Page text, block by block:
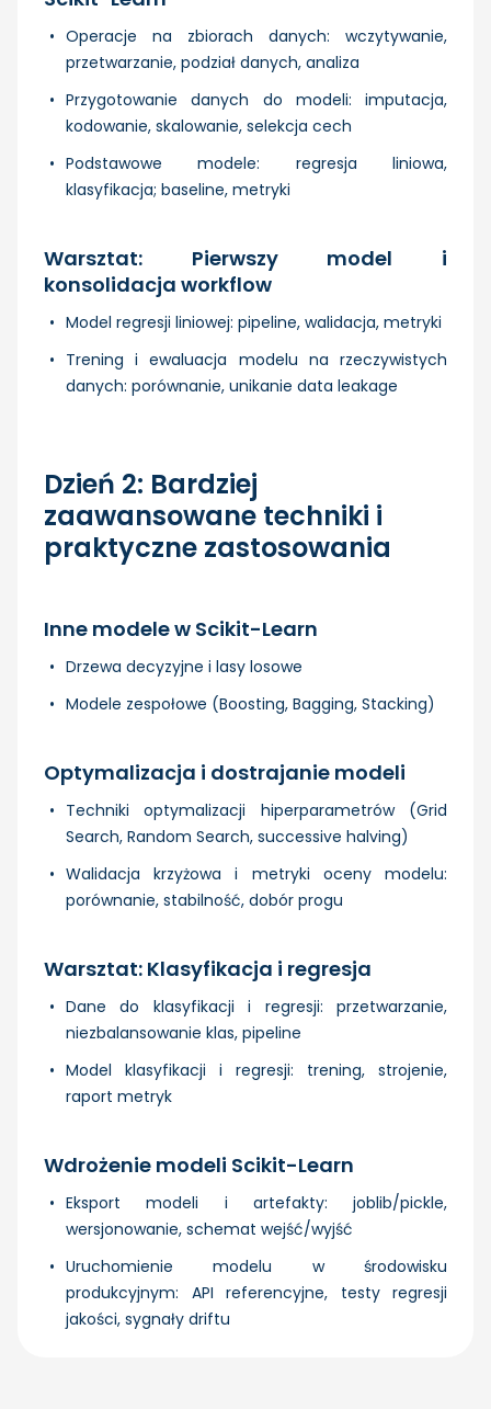
Operacje na zbiorach danych: wczytywanie,
przetwarzanie, podział danych, analiza
Przygotowanie danych do modeli: imputacja,
kodowanie, skalowanie, selekcja cech
Podstawowe modele: regresja liniowa,
klasyfikacja; baseline, metryki
Warsztat: Pierwszy model i
konsolidacja workflow
Model regresji liniowej: pipeline, walidacja, metryki
Trening i ewaluacja modelu na rzeczywistych
danych: porównanie, unikanie data leakage
Dzień 2: Bardziej
zaawansowane techniki i
praktyczne zastosowania
Inne modele w Scikit-Learn
Drzewa decyzyjne i lasy losowe
Modele zespołowe (Boosting, Bagging, Stacking)
Optymalizacja i dostrajanie modeli
Techniki optymalizacji hiperparametrów (Grid
Search, Random Search, successive halving)
Walidacja krzyżowa i metryki oceny modelu:
porównanie, stabilność, dobór progu
Warsztat: Klasyfikacja i regresja
Dane do klasyfikacji i regresji: przetwarzanie,
niezbalansowanie klas, pipeline
Model klasyfikacji i regresji: trening, strojenie,
raport metryk
Wdrożenie modeli Scikit-Learn
Eksport modeli i artefakty: joblib/pickle,
wersjonowanie, schemat wejść/wyjść
Uruchomienie modelu w środowisku
produkcyjnym: API referencyjne, testy regresji
jakości, sygnały driftu